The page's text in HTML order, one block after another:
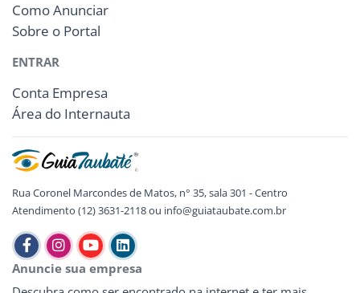
Como Anunciar
Sobre o Portal
ENTRAR
Conta Empresa
Área do Internauta
Rua Coronel Marcondes de Matos, n° 35, sala 301 - Centro
Atendimento (12) 3631-2118 ou info@guiataubate.com.br
Anuncie sua empresa